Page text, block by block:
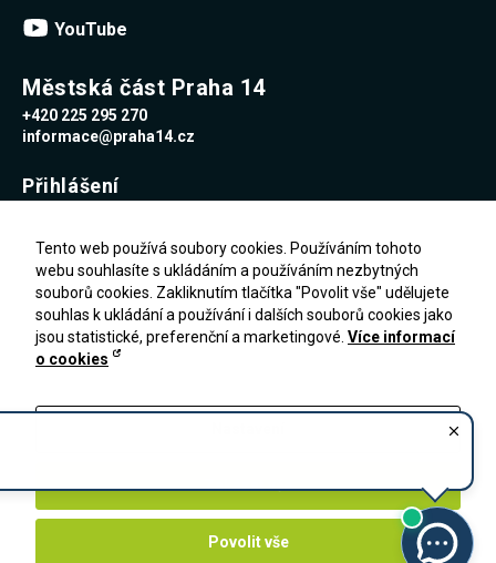
YouTube
Městská část Praha 14
+420 225 295 270
informace@praha14.cz
Přihlášení
Heslo
Tento web používá soubory cookies. Používáním tohoto
webu souhlasíte s ukládáním a používáním nezbytných
souborů cookies. Zakliknutím tlačítka "Povolit vše" udělujete
souhlas k ukládání a používání i dalších souborů cookies jako
jsou statistické, preferenční a marketingové. Více informací
o cookies
Zakázat vše
Povolit vše